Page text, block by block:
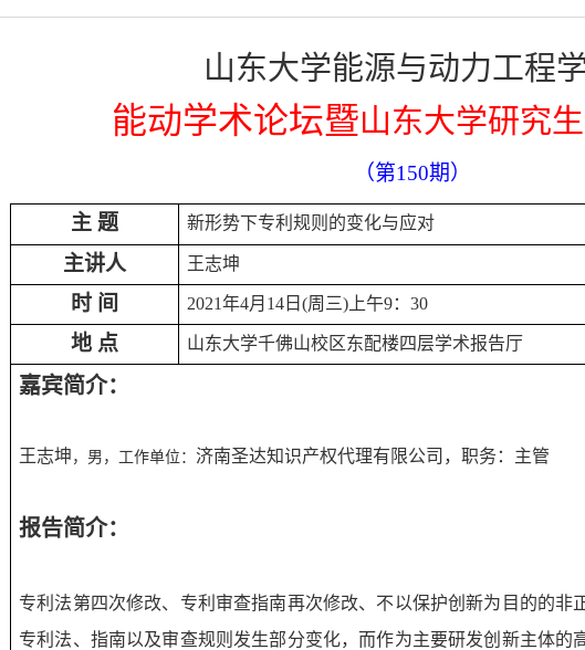
山东大学能源与动力工程
能动学术论坛暨山东大学研究
（第150期）
主 题 新形势下专利规则的变化与应对
主讲人 王志坤
时 间 2021年4月 14 日(周三)上午9： 30
地 点 山东大学千佛山校区东配楼四层学术报告厅
嘉宾简介：
王志坤 ，男，工作单位： 济南圣达知识产权代理有限公司，职务：主管
报告简介：
专利法第四次修改、专利审查指南再次修改、不以保护创新为目的的非
专利法、指南以及审查规则发生部分变化，而作为主要研发创新主体的